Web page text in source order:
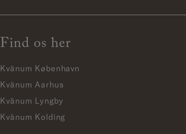
Find os her
Kvänum København
Kvänum Aarhus
Kvänum Lyngby
Kvänum Kolding